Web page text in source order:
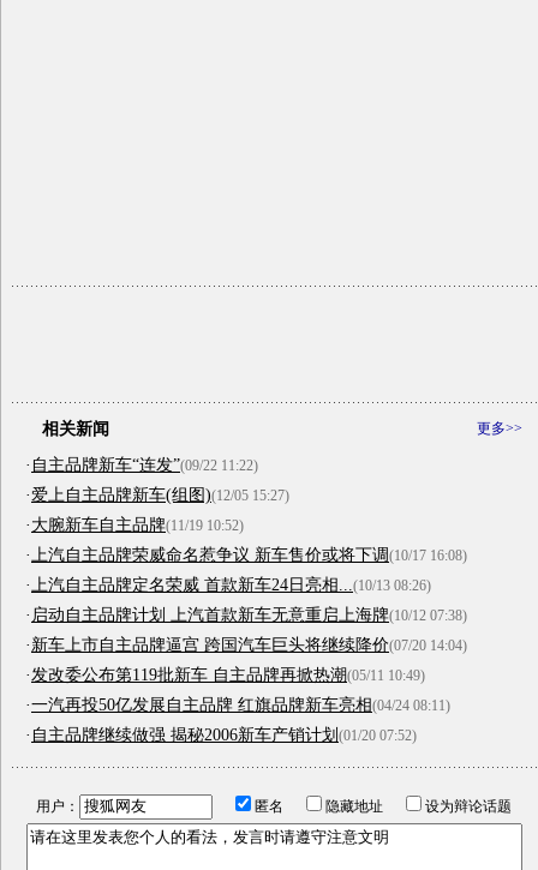
更多>>
相关新闻
· 自主品牌新车“连发”(09/22 11:22)
·爱上自主品牌新车(组图)(12/05 15:27)
·大腕新车自主品牌(11/19 10:52)
· 上汽自主品牌荣威命名惹争议 新车售价或将下调(10/17 16:08)
· 上汽自主品牌定名荣威 首款新车24日亮相... (10/13 08:26)
· 启动自主品牌计划 上汽首款新车无意重启上海牌(10/12 07:38)
·新车上市自主品牌逼宫 跨国汽车巨头将继续降价(07/20 14:04)
·发改委公布第119批新车 自主品牌再掀热潮(05/11 10:49)
·一汽再投50亿发展自主品牌 红旗品牌新车亮相(04/24 08:11)
· 自主品牌继续做强 揭秘2006新车产销计划 (01/20 07:52)
用户： 匿名 隐藏地址 设为辩论话题